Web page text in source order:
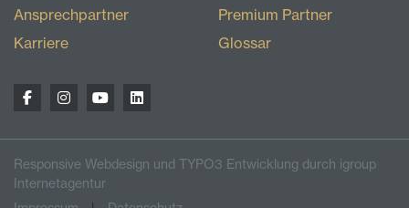
Ansprechpartner
Karriere
Premium Partner
Glossar
Responsive Webdesign und TYPO3 Entwicklung durch igroup
Internetagentur